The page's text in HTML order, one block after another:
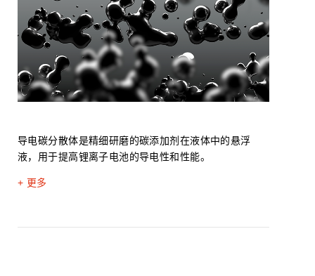
导电碳分散体是精细研磨的碳添加剂在液体中的悬浮
液，用于提高锂离子电池的导电性和性能。
+ 更多